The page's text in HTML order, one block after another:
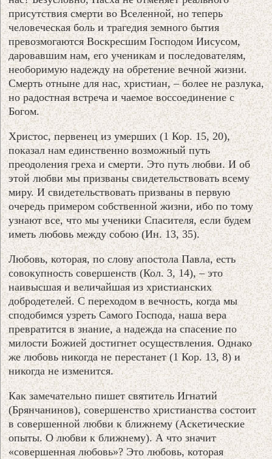
присутствия смерти во Вселенной, но теперь
человеческая боль и трагедия земного бытия
превозмогаются Воскресшим Господом Иисусом,
даровавшим нам, его ученикам и последователям,
необоримую надежду на обретение вечной жизни.
Смерть отныне для нас, христиан, – более не разлука,
но радостная встреча и чаемое воссоединение с
Богом.
Христос, первенец из умерших (1 Кор. 15, 20),
показал нам единственно возможный путь
преодоления греха и смерти. Это путь любви. И об
этой любви мы призваны свидетельствовать всему
миру. И свидетельствовать призваны в первую
очередь примером собственной жизни, ибо по тому
узнают все, что мы ученики Спасителя, если будем
иметь любовь между собою (Ин. 13, 35).
Любовь, которая, по слову апостола Павла, есть
совокупность совершенств (Кол. 3, 14), – это
наивысшая и величайшая из христианских
добродетелей. С переходом в вечность, когда мы
сподобимся узреть Самого Господа, наша вера
превратится в знание, а надежда на спасение по
милости Божией достигнет осуществления. Однако
же любовь никогда не перестанет (1 Кор. 13, 8) и
никогда не изменится.
Как замечательно пишет святитель Игнатий
(Брянчанинов), совершенство христианства состоит
в совершенной любви к ближнему (Аскетические
опыты. О любви к ближнему). А что значит
«совершенная любовь»? Это любовь, которая